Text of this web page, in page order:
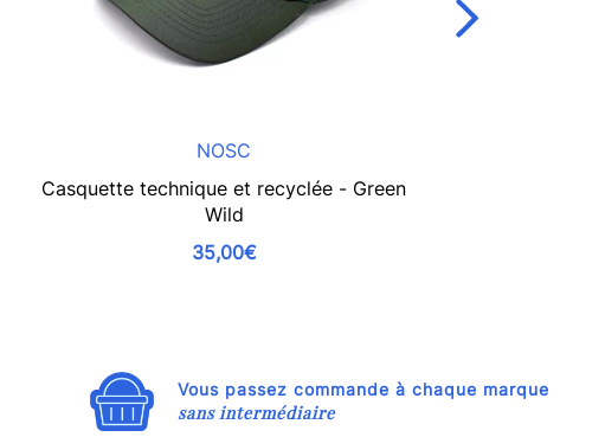
NOSC
Casquette technique et recyclée - Green
Wild
35,00€
Vous passez commande à chaque marque
sans intermédiaire